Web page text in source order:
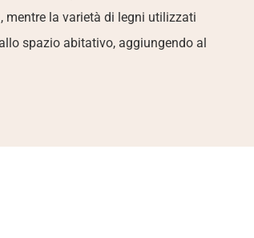
mentre la varietà di legni utilizzati
spazio abitativo, aggiungendo al